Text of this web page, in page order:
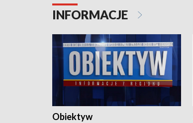
INFORMACJE
Obiektyw